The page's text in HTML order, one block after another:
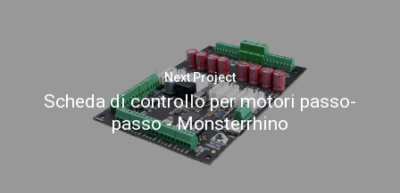
Next Project
Scheda di controllo per motori passo-
passo - Monsterrhino